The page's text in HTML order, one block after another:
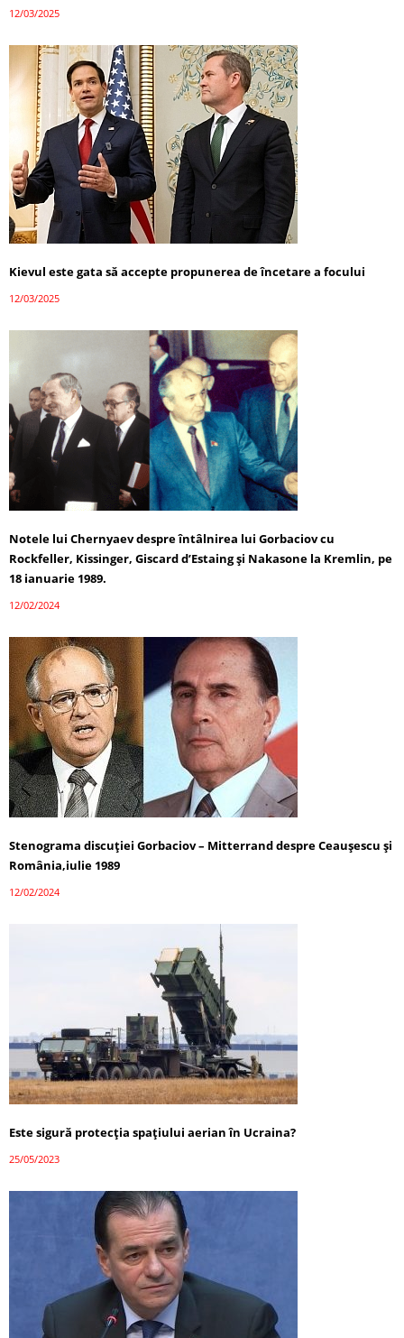
12/03/2025
Kievul este gata să accepte propunerea de încetare a focului
12/03/2025
Notele lui Chernyaev despre întâlnirea lui Gorbaciov cu
Rockfeller, Kissinger, Giscard d’Estaing și Nakasone la Kremlin, pe
18 ianuarie 1989.
12/02/2024
Stenograma discuției Gorbaciov – Mitterrand despre Ceaușescu și
România,iulie 1989
12/02/2024
Este sigură protecția spațiului aerian în Ucraina?
25/05/2023